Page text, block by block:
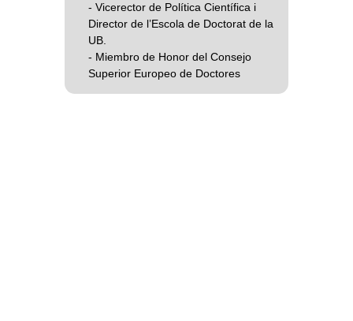
- Vicerector de Política Científica i
Director de l’Escola de Doctorat de la
UB.
- Miembro de Honor del Consejo
Superior Europeo de Doctores